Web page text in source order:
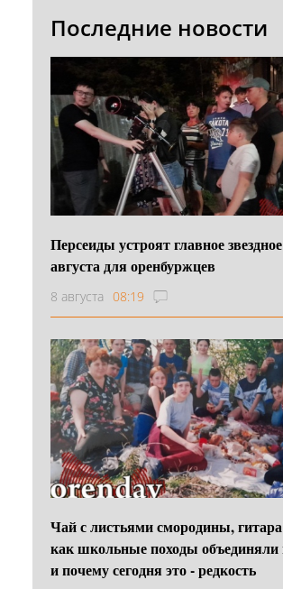
Последние новости
Персеиды устроят главное
августа для оренбуржцев
8 августа 08:19
Чай с листьями смородины,
как школьные походы объединяли
и почему сегодня это - редкость